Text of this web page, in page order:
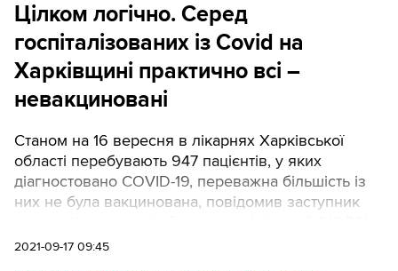
Цілком логічно. Серед
госпіталізованих із Covid на
Харківщині практично всі –
невакциновані
Станом на 16 вересня в лікарнях Харківської
області перебувають 947 пацієнтів, у яких
діагностовано COVID-19, переважна більшість із
них не була вакцинована, повідомив заступник
Михайло Черняк.
2021-09-17 09:45